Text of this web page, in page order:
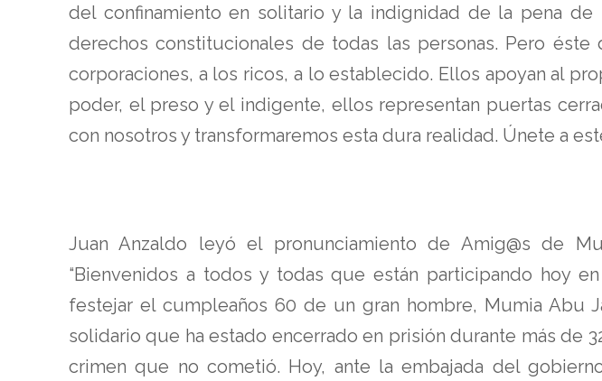
del confinamiento en solitario y la indignidad de la pena de
derechos constitucionales de todas las personas. Pero
corporaciones, a los ricos, a lo establecido. Ellos apoyan al
poder, el preso y el indigente, ellos representan puertas
con nosotros y transformaremos esta dura realidad. Únete a
Juan Anzaldo leyó el pronunciamiento de Amig@s de
“Bienvenidos a todos y todas que están participando hoy
festejar el cumpleaños 60 de un gran hombre, Mumia Abu
solidario que ha estado encerrado en prisión durante más de
crimen que no cometió. Hoy, ante la embajada del